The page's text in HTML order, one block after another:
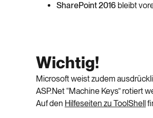
SharePoint 2016 bleibt
Wichtig!
Microsoft weist zudem
ASP.Net “Machine Keys” rotiert
Auf den Hilfeseiten zu ToolShell